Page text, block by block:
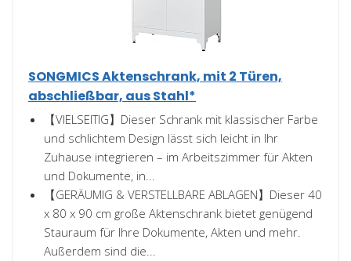
SONGMICS Aktenschrank, mit 2 Türen,
abschließbar, aus Stahl*
【VIELSEITIG】Dieser Schrank mit klassischer Farbe
und schlichtem Design lässt sich leicht in Ihr
Zuhause integrieren – im Arbeitszimmer für Akten
und Dokumente, in...
【GERÄUMIG & VERSTELLBARE ABLAGEN】Dieser 40
x 80 x 90 cm große Aktenschrank bietet genügend
Stauraum für Ihre Dokumente, Akten und mehr.
Außerdem sind die...